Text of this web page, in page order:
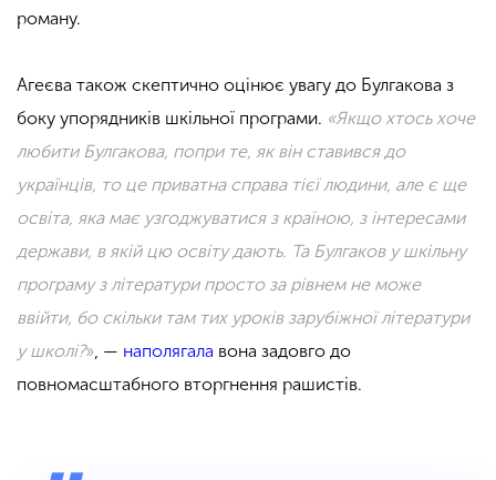
роману.
Агеєва також скептично оцінює увагу до Булгакова з
боку упорядників шкільної програми. «Якщо хтось хоче
любити Булгакова, попри те, як він ставився до
українців, то це приватна справа тієї людини, але є ще
освіта, яка має узгоджуватися з країною, з інтересами
держави, в якій цю освіту дають. Та Булгаков у шкільну
програму з літератури просто за рівнем не може
ввійти, бо скільки там тих уроків зарубіжної літератури
у школі?» — наполягала вона задовго до
повномасштабного вторгнення рашистів.